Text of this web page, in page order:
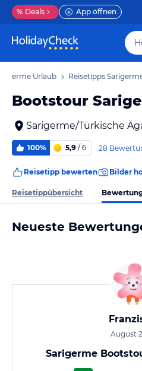
% Deals App öffnen
Urlaub Reisetipps
Bootstour
Sarigerme/Türkische
100% 5,9 / 6 28
Reisetipp bewerten Bilder
Reisetippübersicht
Neueste
August
Sarigerme